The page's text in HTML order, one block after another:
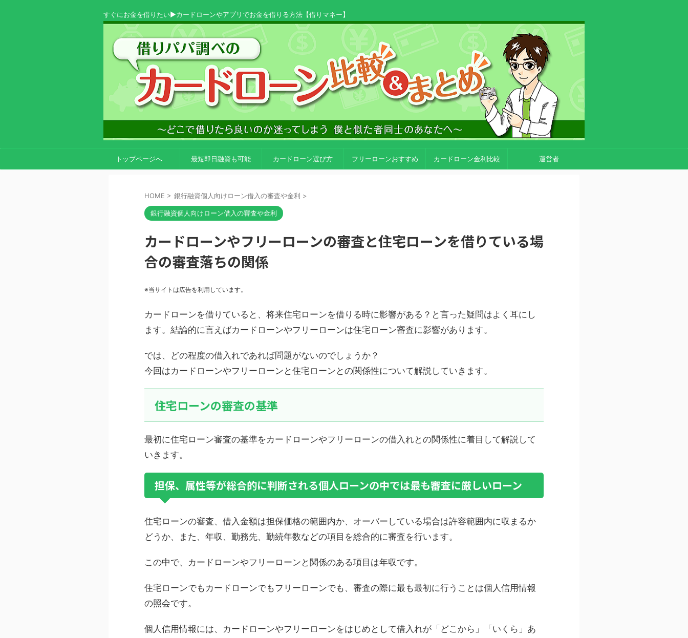
すぐにお金を借りたい▶カードローンやアプリでお金を借りる方法【借りマネー】
トップページへ 最短即日融資も可能 カードローン選び方 フリーローンおすすめ カードローン金利比較 運営者
HOME > 銀行融資個人向けローン借入の審査や金利 >
銀行融資個人向けローン借入の審査や金利
カードローンやフリーローンの審査と住宅ローンを借りている場
合の審査落ちの関係
※当サイトは広告を利用しています。
カードローンを借りていると、将来住宅ローンを借りる時に影響がある？と言った疑問はよく耳にし
ます。結論的に言えばカードローンやフリーローンは住宅ローン審査に影響があります。
では、どの程度の借入れであれば問題がないのでしょうか？
今回はカードローンやフリーローンと住宅ローンとの関係性について解説していきます。
住宅ローンの審査の基準
最初に住宅ローン審査の基準をカードローンやフリーローンの借入れとの関係性に着目して解説して
いきます。
担保、属性等が総合的に判断される個人ローンの中では最も審査に厳しいローン
住宅ローンの審査、借入金額は担保価格の範囲内か、オーバーしている場合は許容範囲内に収まるか
どうか、また、年収、勤務先、勤続年数などの項目を総合的に審査を行います。
この中で、カードローンやフリーローンと関係のある項目は年収です。
住宅ローンでもカードローンでもフリーローンでも、審査の際に最も最初に行うことは個人信用情報
の照会です。
個人信用情報には、カードローンやフリーローンをはじめとして借入れが「どこから」「いくら」あ